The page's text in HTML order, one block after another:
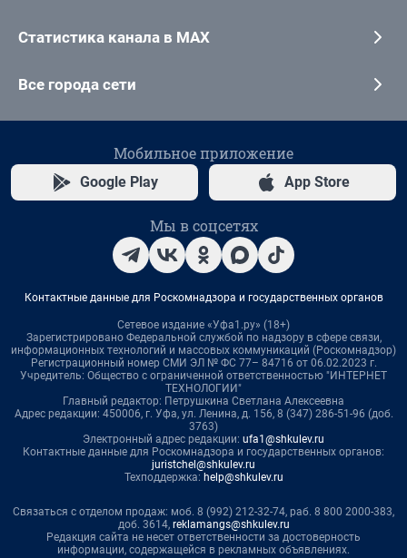
Статистика канала в MAX
Все города сети
Мобильное приложение
Google Play App Store
Мы в соцсетях
Контактные данные для Роскомнадзора и государственных органов
Сетевое издание «Уфа1.ру» (18+)
Зарегистрировано Федеральной службой по надзору в сфере связи,
информационных технологий и массовых коммуникаций (Роскомнадзор)
Регистрационный номер СМИ ЭЛ № ФС 77– 84716 от 06.02.2023 г.
Учредитель: Общество с ограниченной ответственностью "ИНТЕРНЕТ
ТЕХНОЛОГИИ"
Главный редактор: Петрушкина Светлана Алексеевна
Адрес редакции: 450006, г. Уфа, ул. Ленина, д. 156, 8 (347) 286-51-96 (доб.
3763)
Электронный адрес редакции: ufa1@shkulev.ru
Контактные данные для Роскомнадзора и государственных органов:
juristchel@shkulev.ru
Техподдержка: help@shkulev.ru
Связаться с отделом продаж: моб. 8 (992) 212-32-74, раб. 8 800 2000-383,
доб. 3614, reklamangs@shkulev.ru
Редакция сайта не несет ответственности за достоверность
информации, содержащейся в рекламных объявлениях.